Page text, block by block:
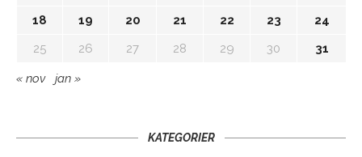
18
19 20 21 22 23
24
25
26 27 28 29 30 31
« nov jan »
KATEGORIER